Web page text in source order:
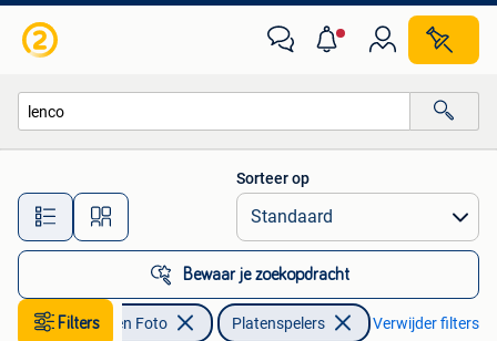
Alle afstanden…
Sorteer op
Bewaar je zoekopdracht
Filters
Audio, Tv en Foto Platenspelers Verwijder filters